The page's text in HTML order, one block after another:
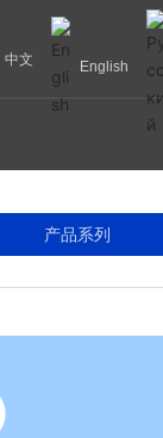
中文 English
产品系列